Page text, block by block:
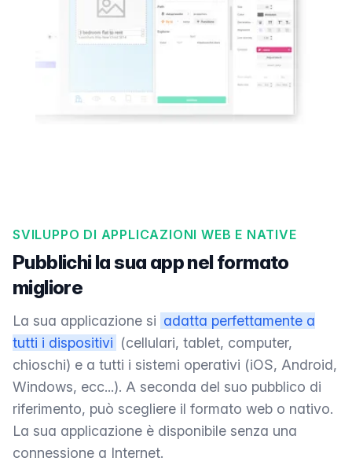
SVILUPPO DI APPLICAZIONI WEB E NATIVE
Pubblichi la sua app nel formato
migliore
La sua applicazione si adatta perfettamente a
tutti i dispositivi (cellulari, tablet, computer,
chioschi) e a tutti i sistemi operativi (iOS, Android,
Windows, ecc...). A seconda del suo pubblico di
riferimento, può scegliere il formato web o nativo.
La sua applicazione è disponibile senza una
connessione a Internet.